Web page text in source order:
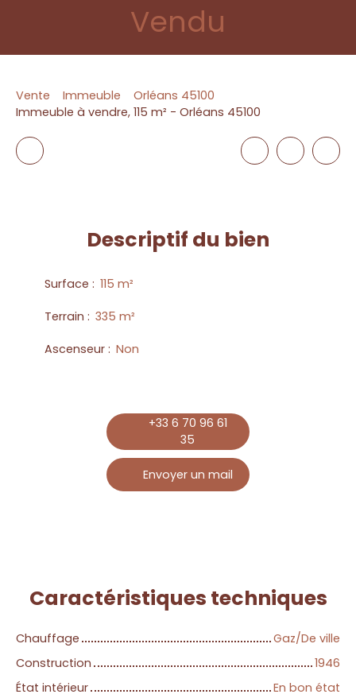
Vendu
Vente Immeuble
Orléans 45100
Immeuble à vendre, 115 m² - Orléans 45100
Descriptif du bien
Surface : 115 m²
Terrain : 335 m²
Ascenseur : Non
+33 6 70 96 61
35
Envoyer un mail
Caractéristiques techniques
Chauffage
Gaz/De ville
Construction
1946
État intérieur
En bon état